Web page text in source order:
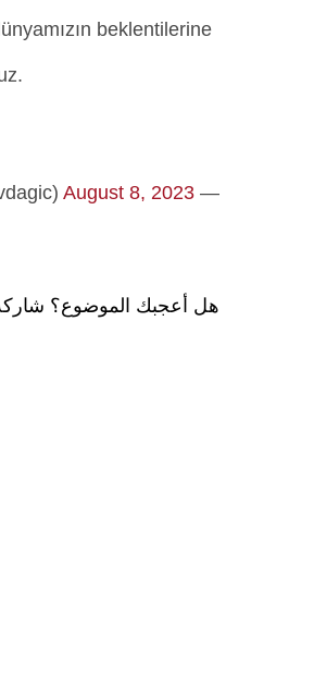
beklentilerine
— Şekib Avdagiç (@SekibAvdagic)
August 8, 2023
هل أعجبك الموضوع؟